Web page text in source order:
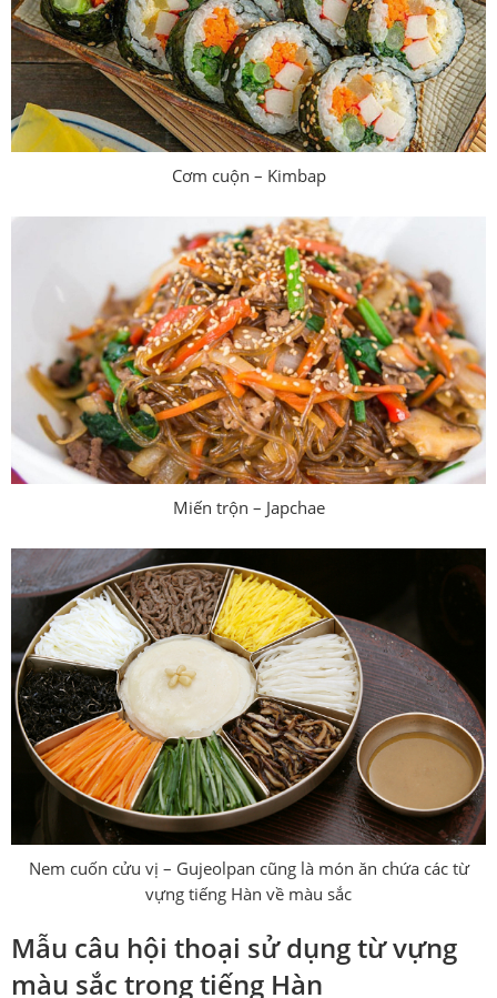
Cơm cuộn – Kimbap
Miến trộn – Japchae
Nem cuốn cửu vị – Gujeolpan cũng là món ăn chứa các từ
vựng tiếng Hàn về màu sắc
Mẫu câu hội thoại sử dụng từ vựng
màu sắc trong tiếng Hàn